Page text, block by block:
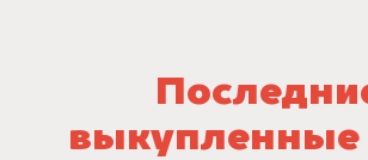
выкупленные